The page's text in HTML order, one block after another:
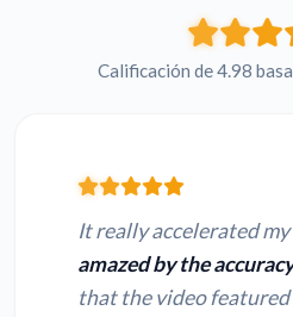
Calificación de 4.98
It really accelerated
amazed by the accuracy
that the video